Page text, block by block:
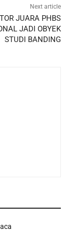
Next article
JUARA PHBS
JADI OBYEK
STUDI BANDING